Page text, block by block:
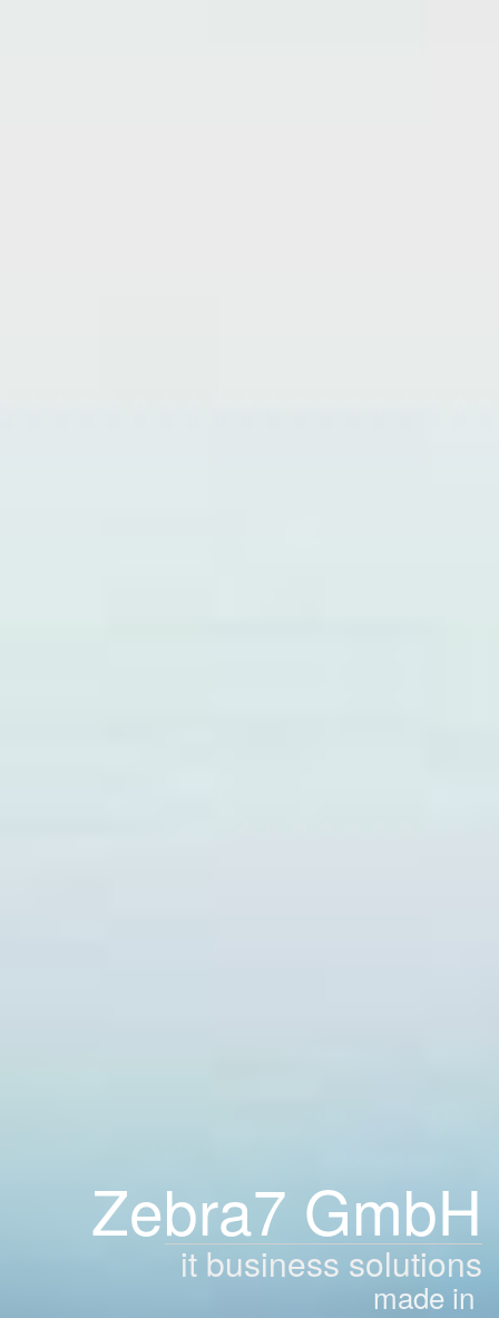
Zebra7 GmbH
it business solutions
made in